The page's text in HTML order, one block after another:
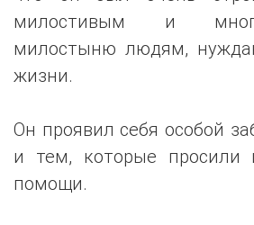
милостивым и
милостыню людям,
жизни.
Он проявил себя особой
и тем, которые просили
помощи.